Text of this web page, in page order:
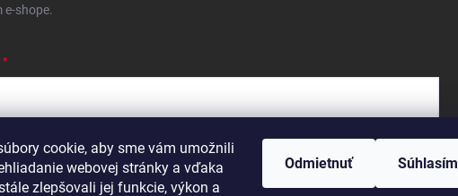
cookie, aby sme vám umožnili
webovej stránky a vďaka
zlepšovali jej funkcie, výkon a
Odmietnuť Súhlasím
e-shope.
e-mailu súhlasíte spodmienkami ochrany osobných údajov
sa